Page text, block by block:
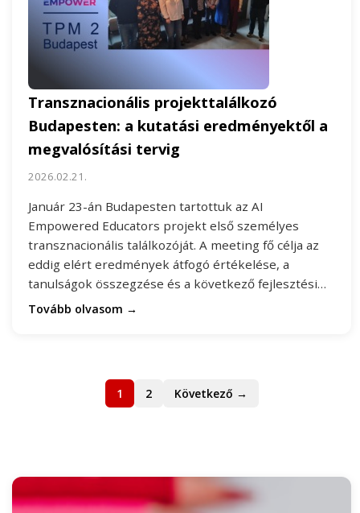
Transznacionális projekttalálkozó
Budapesten: a kutatási eredményektől a
megvalósítási tervig
2026.02.21.
Január 23-án Budapesten tartottuk az AI
Empowered Educators projekt első személyes
transznacionális találkozóját. A meeting fő célja az
eddig elért eredmények átfogó értékelése, a
tanulságok összegzése és a következő fejlesztési…
Tovább olvasom →
1 2 Következő →